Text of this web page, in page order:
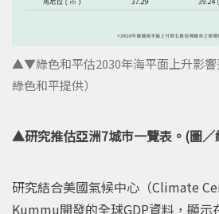
▲▼綠色和平估2030年海平面上升影響
綠色和平提供）
▲研究推估亞洲7城市一覽表。(圖／
研究結合美國氣候中心（Climate
Kummu開發的全球GDP資料，顯示